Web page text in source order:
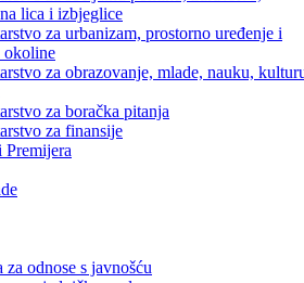
za pravosuđe, upravu i radne odnose
za unutrašnje poslove
za socijalnu politiku, zdravstvo,
lica i izbjeglice
za urbanizam, prostorno uređenje i
okoline
za obrazovanje, mlade, nauku,
za boračka pitanja
za finansije